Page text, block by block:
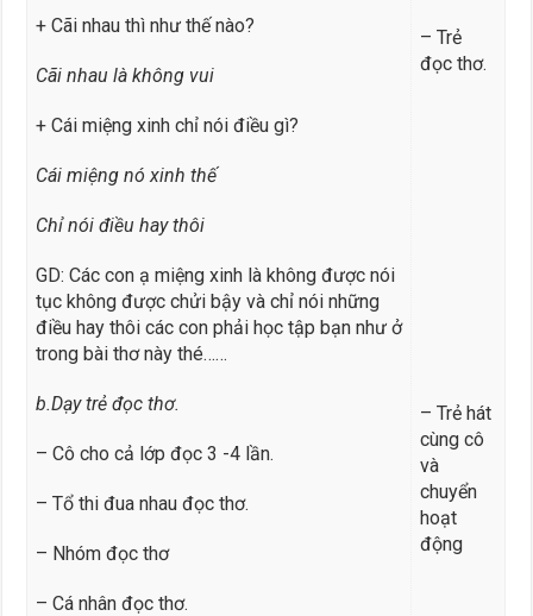
+ Cãi nhau thì như thế nào?
Cãi nhau là không vui
+ Cái miệng xinh chỉ nói điều gì?
Cái miệng nó xinh thế
Chỉ nói điều hay thôi
GD: Các con ạ miệng xinh là không được nói
tục không được chửi bậy và chỉ nói những
điều hay thôi các con phải học tập bạn như ở
trong bài thơ này thé……
b.Dạy trẻ đọc thơ.
– Cô cho cả lớp đọc 3 -4 lần.
– Tổ thi đua nhau đọc thơ.
– Nhóm đọc thơ
– Cá nhân đọc thơ.
– Trẻ
đọc thơ.
– Trẻ hát
cùng cô
và
chuyển
hoạt
động